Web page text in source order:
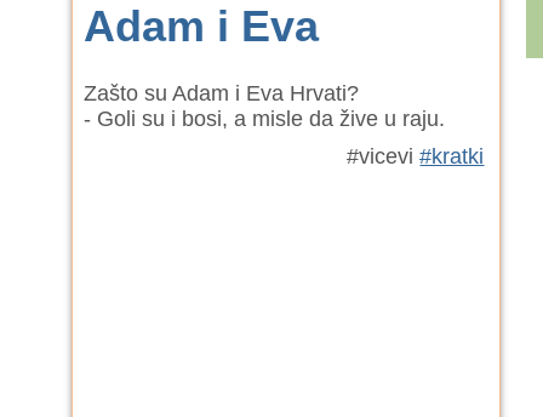
Adam i Eva
Zašto su Adam i Eva Hrvati?
- Goli su i bosi, a misle da žive u raju.
#vicevi#kratki